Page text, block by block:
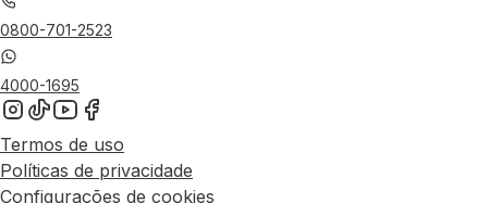
0800-701-2523
4000-1695
Termos de uso
Políticas de privacidade
Configurações de cookies